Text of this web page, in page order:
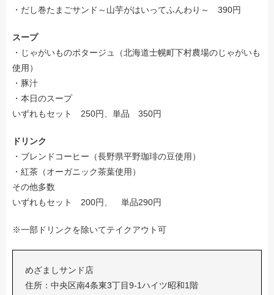
・だし巻たまごサンド～山芋がはいってふんわり～ 390円
スープ
・じゃがいものポタージュ（北海道士幌町下村農場のじゃがいも
使用）
・豚汁
・本日のスープ
いずれもセット 250円、単品 350円
ドリンク
・ブレンドコーヒー（長野県平野珈琲の豆使用）
・紅茶（オーガニック茶葉使用）
その他多数
いずれもセット 200円、 単品290円
※一部ドリンクを除いてテイクアウト可
めざましサンド店
住所：中央区南4条東3丁目9-1ハイツ昭和1階